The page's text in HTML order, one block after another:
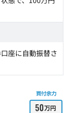
座に自動振替さ